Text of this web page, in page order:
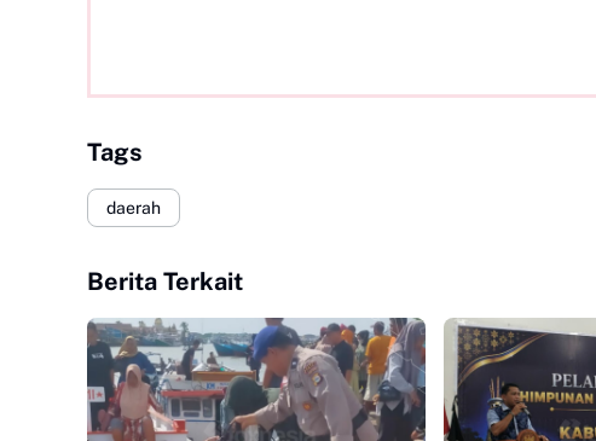
Tags
daerah
Berita Terkait